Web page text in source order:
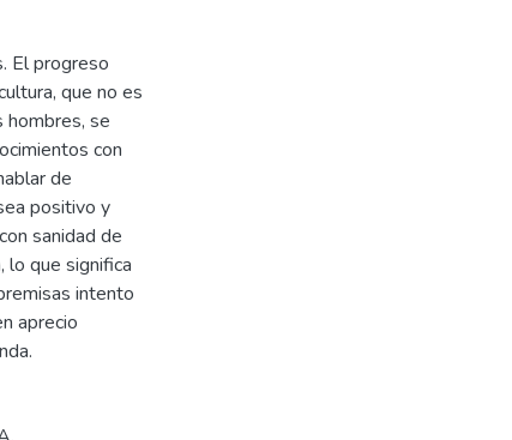
El progreso
que no es
se
con
de
positivo y
sanidad de
lo que significa
intento
aprecio